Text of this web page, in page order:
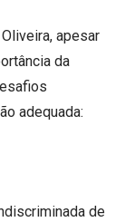
apesar
da
adequada:
de